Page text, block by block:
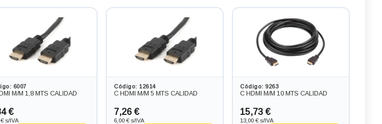
6007
M/M 1,8 MTS CALIDAD
€
s/IVA
Código: 12614
C HDMI M/M 5 MTS CALIDAD
7,26 €
6,00 € s/IVA
Código: 9263
C HDMI M/M 10 MTS CALIDAD
15,73 €
13,00 € s/IVA